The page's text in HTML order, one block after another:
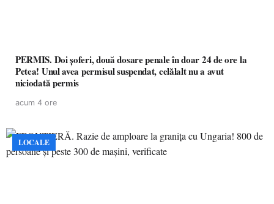
PERMIS. Doi șoferi, două dosare penale în doar 24 de ore la
Petea! Unul avea permisul suspendat, celălalt nu a avut
niciodată permis
acum 4 ore
LOCALE